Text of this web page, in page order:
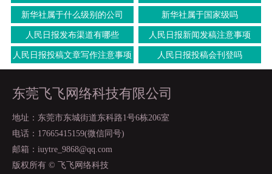
新华社属于什么级别的公司 新华社属于国家级吗
人民日报发布渠道有哪些 人民日报新闻发稿注意事项
人民日报投稿文章写作注意事项 人民日报投稿会刊登吗
东莞飞飞网络科技有限公司
地址：东莞市东城街道东科路1号6栋206室
电话：17665415159(微信同号)
邮箱：iuytre_9868@qq.com
版权所有 © 飞飞网络科技